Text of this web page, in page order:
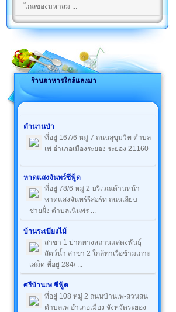
ไกลของมหาสม ...
ร้านอาหารใกล้แลงมา
ตำนานป่า
ที่อยู่ 167/6 หมู่ 7 ถนนสุขุมวิท ตำบล
เพ อำเภอเมืองระยอง ระยอง 21160
...
หาดแสงจันทร์ซีฟู้ด
ที่อยู่ 78/6 หมู่ 2 บริเวณด้านหน้า
หาดแสงจันทร์รีสอร์ท ถนนเลียบ
ชายฝั่ง ตำบลเนินพร ...
บ้านระเบียงไม้
สาขา 1 ปากทางสถานแสดงพันธุ์
สัตว์น้ำ สาขา 2 ใกล้ท่าเรือข้ามเกาะ
เสม็ด ที่อยู่ 284/ ...
ศรีบ้านเพ ซีฟู้ด
ที่อยู่ 108 หมู่ 2 ถนนบ้านเพ-สวนสน
ตำบลเพ อำเภอเมือง จังหวัดระยอง